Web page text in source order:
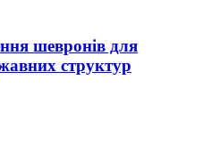
шевронів для
структур